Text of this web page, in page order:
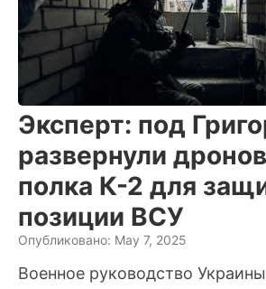
Эксперт: под
развернули
полка К-2 для
позиции ВСУ
Опубликовано: May 7, 2025
Военное руководство